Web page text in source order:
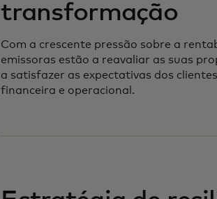
transformação
Com a crescente pressão sobre a
emissoras estão a reavaliar as suas
a satisfazer as expectativas dos
financeira e operacional.